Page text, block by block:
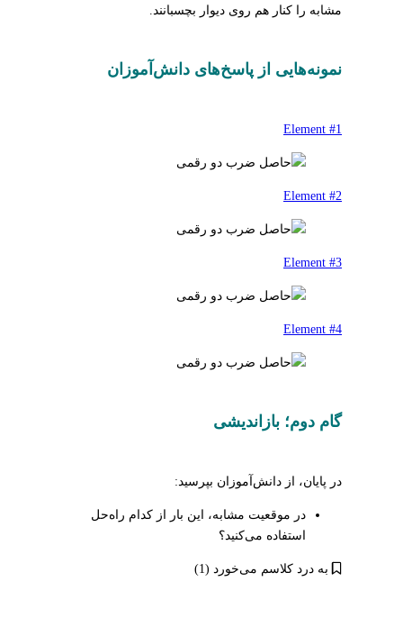
مشابه را کنار هم روی دیوار بچسبانند.
نمونه‌هایی از پاسخ‌های دانش‌آموزان
Element #1
Element #2
Element #3
Element #4
گام دوم؛ بازاندیشی
در پایان، از دانش‌آموزان بپرسید:
در موقعیت مشابه، این بار از کدام راه‌حل
استفاده می‌کنید؟
به درد کلاسم می‌خورد (1)